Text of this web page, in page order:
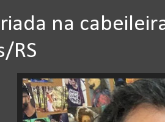
na
RS